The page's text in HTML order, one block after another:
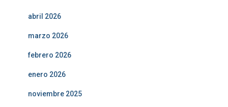
abril 2026
marzo 2026
febrero 2026
enero 2026
noviembre 2025